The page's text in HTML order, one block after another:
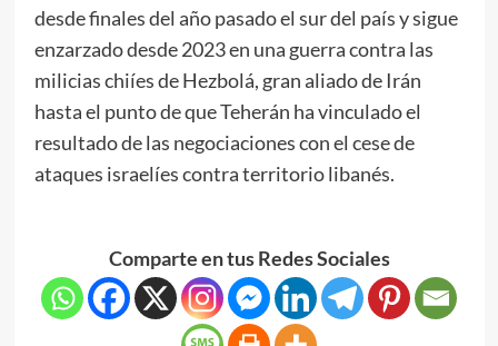
desde finales del año pasado el sur del país y sigue
enzarzado desde 2023 en una guerra contra las
milicias chiíes de Hezbolá, gran aliado de Irán
hasta el punto de que Teherán ha vinculado el
resultado de las negociaciones con el cese de
ataques israelíes contra territorio libanés.
Comparte en tus Redes Sociales